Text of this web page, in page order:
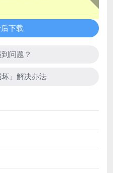
下载
问题？
」解决办法